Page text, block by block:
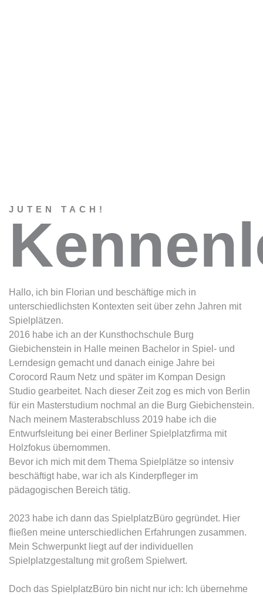
JUTEN TACH!
Hallo, ich bin Florian und beschäftige mich in
unterschiedlichsten Kontexten seit über zehn Jahren mit
Spielplätzen.
2016 habe ich an der Kunsthochschule Burg
Giebichenstein in Halle meinen Bachelor in Spiel- und
Lerndesign gemacht und danach einige Jahre bei
Corocord Raum Netz und später im Kompan Design
Studio gearbeitet. Nach dieser Zeit zog es mich von Berlin
für ein Masterstudium nochmal an die Burg Giebichenstein.
Nach meinem Masterabschluss 2019 habe ich die
Entwurfsleitung bei einer Berliner Spielplatzfirma mit
Holzfokus übernommen.
Bevor ich mich mit dem Thema Spielplätze so intensiv
beschäftigt habe, war ich als Kinderpfleger im
pädagogischen Bereich tätig.
2023 habe ich dann das SpielplatzBüro gegründet. Hier
fließen meine unterschiedlichen Erfahrungen zusammen.
Mein Schwerpunkt liegt auf der individuellen
Spielplatzgestaltung mit großem Spielwert.
Doch das SpielplatzBüro bin nicht nur ich: Ich übernehme